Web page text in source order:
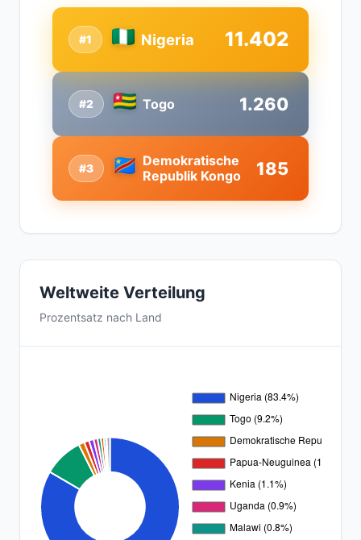
#2 Togo 1.260
#1 Nigeria 11.402
#3
Demokratische
Republik Kongo
185
Weltweite Verteilung
Prozentsatz nach Land